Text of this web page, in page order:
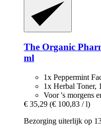
The Organic
ml
1x Peppermint
1x Herbal Toner,
Voor 's morgens
€ 35,29 (€ 100,83 / l)
Bezorging uiterlijk op